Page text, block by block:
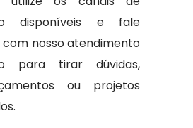
disponíveis e fale
nosso atendimento
para tirar dúvidas,
ou projetos